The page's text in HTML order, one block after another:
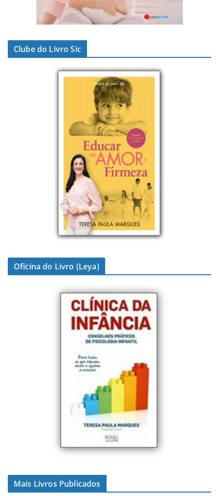
Clube do Livro Sic
Oficina do Livro (Leya)
Mais Livros Publicados